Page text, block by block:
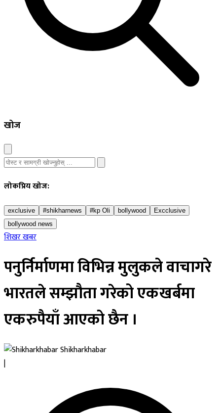
खोज
लोकप्रिय खोज:
exclusive #shikharnews #kp Oli bollywood
Excclusive
bollywood news
शिखर खबर
पनुर्निर्माणमा विभिन्न मुलुकले वाचागरे
भारतले सम्झौता गरेको एकखर्बमा
एकरुपैयाँ आएको छैन ।
Shikharkhabar
|